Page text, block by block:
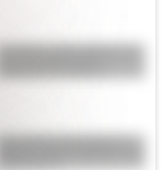
San Martín y Simón Bolívar: así
Buenos Aires al principio del
sorprendentes